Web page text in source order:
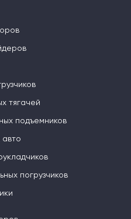
тягачей
подъемников
авто
погрузчиков